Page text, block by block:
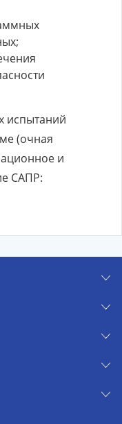
испытаний
(очная
и
САПР: